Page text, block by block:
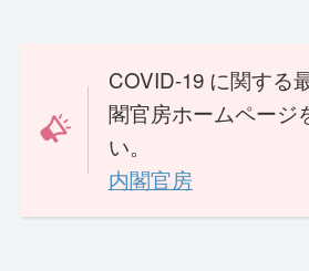
COVID-19 に関する
閣官房ホームページ
い。
内閣官房